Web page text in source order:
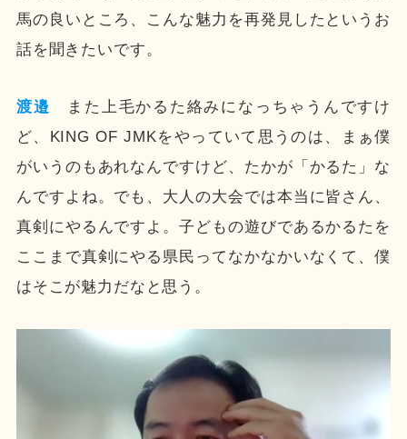
馬の良いところ、こんな魅力を再発見したというお
話を聞きたいです。
渡邉
また上毛かるた絡みになっちゃうんですけ
ど、KING OF JMKをやっていて思うのは、まぁ僕
がいうのもあれなんですけど、たかが「かるた」な
んですよね。でも、大人の大会では本当に皆さん、
真剣にやるんですよ。子どもの遊びであるかるたを
ここまで真剣にやる県民ってなかなかいなくて、僕
はそこが魅力だなと思う。